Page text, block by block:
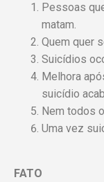
Pessoas
matam.
Quem quer
Suicídios
Melhora
suicídio
Nem todos
Uma vez
FATO